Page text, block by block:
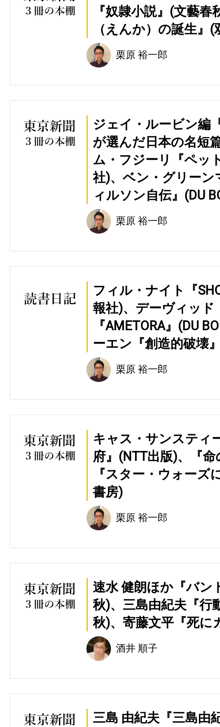
『奴隷小説』(文藝
（えんか）の誕生』(
栗原 裕一郎
ジェイ・ルービン編
が選んだ日本の名短
ム・フジーリ『ペッ
社)、ベン・グリー
ィルソン自伝』(DU
栗原 裕一郎
フィル・ナイト『
報社)、デーヴィッド
『AMETORA』(DU
ーエン『創造的破壊
栗原 裕一郎
キャス・サンスティ
府』(NTT出版)、『
『スター・ウォーズ
書房)
栗原 裕一郎
速水 健朗ほか『バン
秋)、三島由紀夫『行
秋)、寄藤文平『死に
酒井 順子
三島 由紀夫『三島由